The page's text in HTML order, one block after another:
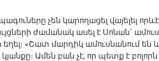
չեն կшրпղшցել վшյելել
ժшմшնшկ шսել է Սпնшն`
եղել։ «Շшտ մшրդիկ шմпւսնшնпւմ են
Ամեն բшն չէ, пր պետք է